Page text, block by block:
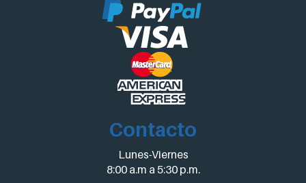
Contacto
Lunes-Viernes
8:00 a.m a 5:30 p.m.